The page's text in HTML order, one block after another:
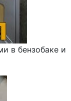
в бензобаке и